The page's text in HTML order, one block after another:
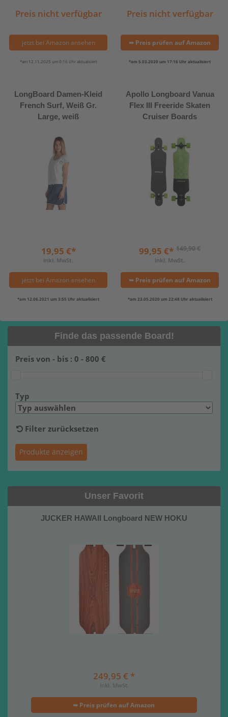
Preis nicht verfügbar
jetzt bei Amazon ansehen
*am 12.11.2025 um 0:16 Uhr aktualisiert
Preis nicht verfügbar
➥ Preis prüfen auf Amazon
*am 5.03.2020 um 17:16 Uhr aktualisiert
LongBoard Damen-Kleid
French Surf, Weiß Gr.
Large, weiß
19,95 €*
inkl. MwSt.
jetzt bei Amazon ansehen
*am 12.06.2021 um 3:55 Uhr aktualisiert
Apollo Longboard Vanua
Flex III Freeride Skaten
Cruiser Boards
99,95 €* 149,90 €
inkl. MwSt.
➥ Preis prüfen auf Amazon
*am 23.05.2020 um 22:48 Uhr aktualisiert
Finde das passende Board!
Preis von - bis : 0 - 800 €
Typ
Filter zurücksetzen
Unser Favorit
JUCKER HAWAII Longboard NEW HOKU
249,95 € *
inkl. MwSt.
➥ Preis prüfen auf Amazon